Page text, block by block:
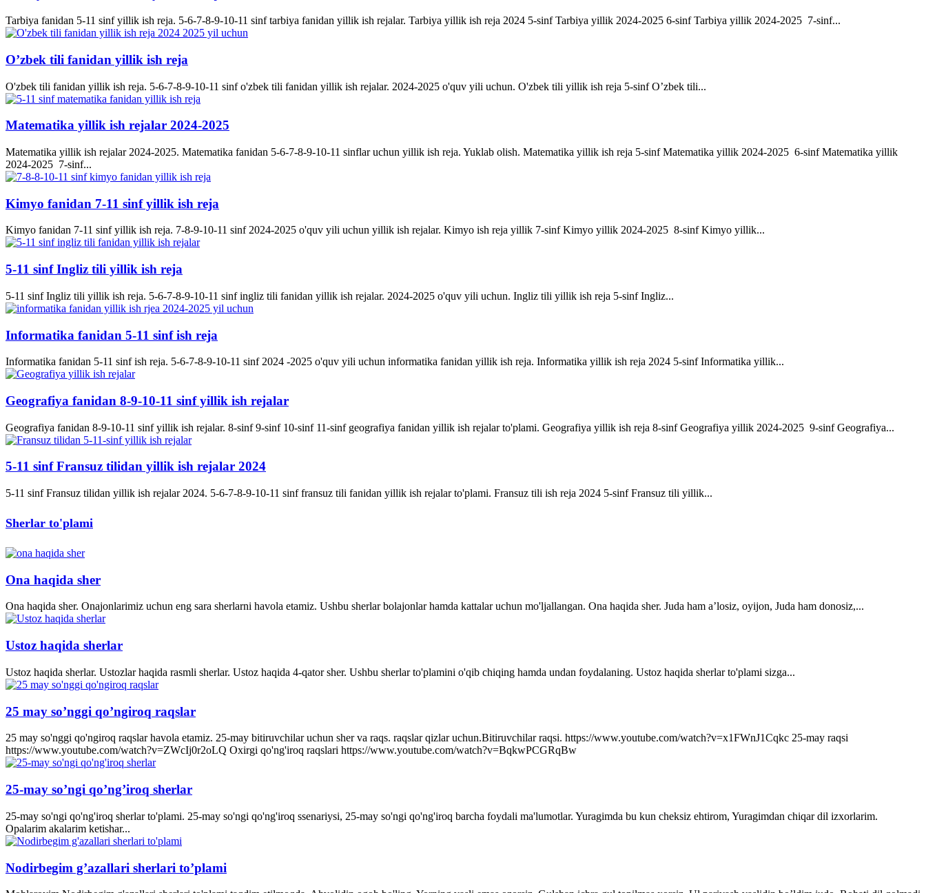
Tarbiya fanidan 5-11 sinf yillik ish reja. 5-6-7-8-9-10-11 sinf tarbiya fanidan yillik ish rejalar. Tarbiya yillik ish reja 2024 5-sinf Tarbiya yillik 2024-2025 6-sinf Tarbiya yillik 2024-2025 7-sinf...
O’zbek tili fanidan yillik ish reja
O'zbek tili fanidan yillik ish reja. 5-6-7-8-9-10-11 sinf o'zbek tili fanidan yillik ish rejalar. 2024-2025 o'quv yili uchun. O'zbek tili yillik ish reja 5-sinf O’zbek tili...
Matematika yillik ish rejalar 2024-2025
Matematika yillik ish rejalar 2024-2025. Matematika fanidan 5-6-7-8-9-10-11 sinflar uchun yillik ish reja. Yuklab olish. Matematika yillik ish reja 5-sinf Matematika yillik 2024-2025 6-sinf Matematika yillik
2024-2025 7-sinf...
Kimyo fanidan 7-11 sinf yillik ish reja
Kimyo fanidan 7-11 sinf yillik ish reja. 7-8-9-10-11 sinf 2024-2025 o'quv yili uchun yillik ish rejalar. Kimyo ish reja yillik 7-sinf Kimyo yillik 2024-2025 8-sinf Kimyo yillik...
5-11 sinf Ingliz tili yillik ish reja
5-11 sinf Ingliz tili yillik ish reja. 5-6-7-8-9-10-11 sinf ingliz tili fanidan yillik ish rejalar. 2024-2025 o'quv yili uchun. Ingliz tili yillik ish reja 5-sinf Ingliz...
Informatika fanidan 5-11 sinf ish reja
Informatika fanidan 5-11 sinf ish reja. 5-6-7-8-9-10-11 sinf 2024 -2025 o'quv yili uchun informatika fanidan yillik ish reja. Informatika yillik ish reja 2024 5-sinf Informatika yillik...
Geografiya fanidan 8-9-10-11 sinf yillik ish rejalar
Geografiya fanidan 8-9-10-11 sinf yillik ish rejalar. 8-sinf 9-sinf 10-sinf 11-sinf geografiya fanidan yillik ish rejalar to'plami. Geografiya yillik ish reja 8-sinf Geografiya yillik 2024-2025 9-sinf Geografiya...
5-11 sinf Fransuz tilidan yillik ish rejalar 2024
5-11 sinf Fransuz tilidan yillik ish rejalar 2024. 5-6-7-8-9-10-11 sinf fransuz tili fanidan yillik ish rejalar to'plami. Fransuz tili ish reja 2024 5-sinf Fransuz tili yillik...
Sherlar to'plami
Ona haqida sher
Ona haqida sher. Onajonlarimiz uchun eng sara sherlarni havola etamiz. Ushbu sherlar bolajonlar hamda kattalar uchun mo'ljallangan. Ona haqida sher. Juda ham a’losiz, oyijon, Juda ham donosiz,...
Ustoz haqida sherlar
Ustoz haqida sherlar. Ustozlar haqida rasmli sherlar. Ustoz haqida 4-qator sher. Ushbu sherlar to'plamini o'qib chiqing hamda undan foydalaning. Ustoz haqida sherlar to'plami sizga...
25 may so’nggi qo’ngiroq raqslar
25 may so'nggi qo'ngiroq raqslar havola etamiz. 25-may bitiruvchilar uchun sher va raqs. raqslar qizlar uchun.Bitiruvchilar raqsi. https://www.youtube.com/watch?v=x1FWnJ1Cqkc 25-may raqsi
https://www.youtube.com/watch?v=ZWcIj0r2oLQ Oxirgi qo'ng'iroq raqslari https://www.youtube.com/watch?v=BqkwPCGRqBw
25-may so’ngi qo’ng’iroq sherlar
25-may so'ngi qo'ng'iroq sherlar to'plami. 25-may so'ngi qo'ng'iroq ssenariysi, 25-may so'ngi qo'ng'iroq barcha foydali ma'lumotlar. Yuragimda bu kun cheksiz ehtirom, Yuragimdan chiqar dil izxorlarim.
Opalarim akalarim ketishar...
Nodirbegim g’azallari sherlari to’plami